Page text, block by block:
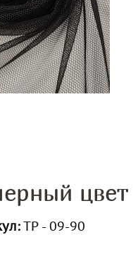
цвет
ТР - 09-90